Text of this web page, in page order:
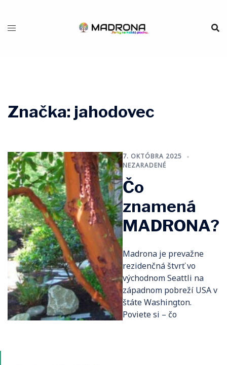
obsah
Značka: jahodovec
7. OKTÓBRA 2025
NEZARADENÉ
Čo
znamená
MADRONA?
Madrona je prevažne
rezidenčná štvrť vo
východnom Seattli na
západnom pobreží USA v
štáte Washington.
Poviete si – čo